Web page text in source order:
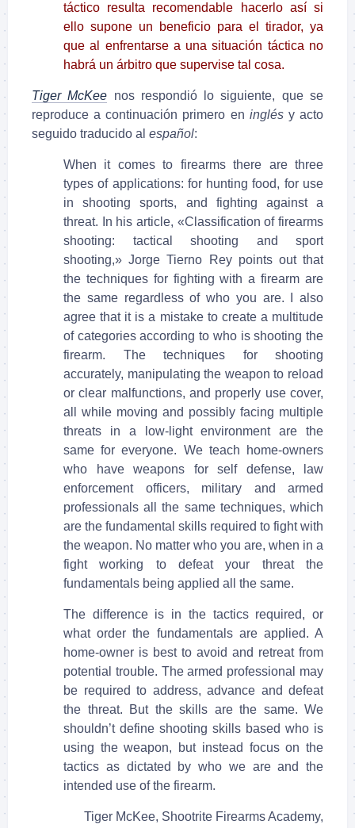
táctico resulta recomendable hacerlo así si
ello supone un beneficio para el tirador, ya
que al enfrentarse a una situación táctica no
habrá un árbitro que supervise tal cosa.
Tiger McKee nos respondió lo siguiente, que se
reproduce a continuación primero en inglésy acto
seguido traducido al español:
When it comes to firearms there are three
types of applications: for hunting food, for use
in shooting sports, and fighting against a
threat. In his article, «Classification of firearms
shooting: tactical shooting and sport
shooting,» Jorge Tierno Rey points out that
the techniques for fighting with a firearm are
the same regardless of who you are. I also
agree that it is a mistake to create a multitude
of categories according to who is shooting the
firearm. The techniques for shooting
accurately, manipulating the weapon to reload
or clear malfunctions, and properly use cover,
all while moving and possibly facing multiple
threats in a low-light environment are the
same for everyone. We teach home-owners
who have weapons for self defense, law
enforcement officers, military and armed
professionals all the same techniques, which
are the fundamental skills required to fight with
the weapon. No matter who you are, when in a
fight working to defeat your threat the
fundamentals being applied all the same.
The difference is in the tactics required, or
what order the fundamentals are applied. A
home-owner is best to avoid and retreat from
potential trouble. The armed professional may
be required to address, advance and defeat
the threat. But the skills are the same. We
shouldn’t define shooting skills based who is
using the weapon, but instead focus on the
tactics as dictated by who we are and the
intended use of the firearm.
Tiger McKee, Shootrite Firearms Academy,